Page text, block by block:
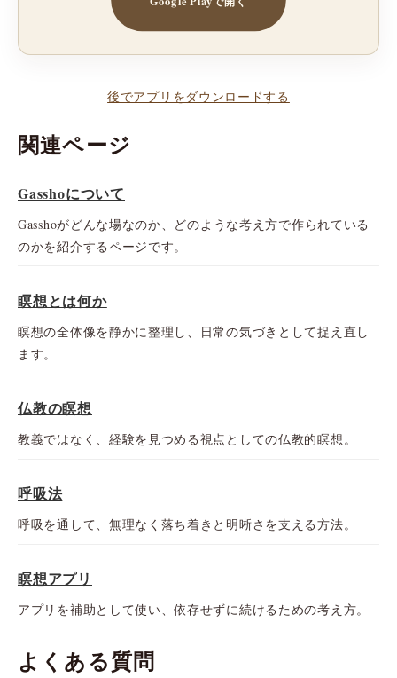
後でアプリをダウンロードする
関連ページ
Gasshoについて
Gasshoがどんな場なのか、どのような考え方で作られている
のかを紹介するページです。
瞑想とは何か
瞑想の全体像を静かに整理し、日常の気づきとして捉え直し
ます。
仏教の瞑想
教義ではなく、経験を見つめる視点としての仏教的瞑想。
呼吸法
呼吸を通して、無理なく落ち着きと明晰さを支える方法。
瞑想アプリ
アプリを補助として使い、依存せずに続けるための考え方。
よくある質問